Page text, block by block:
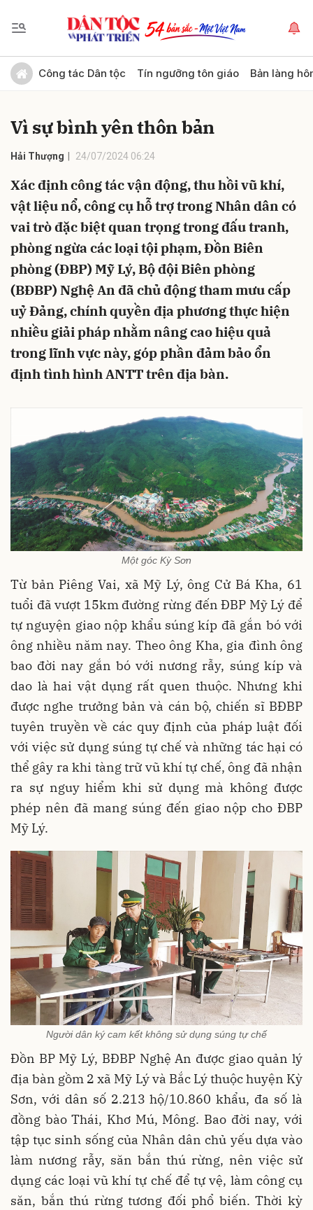
Công tác Dân tộc Tín ngưỡng tôn giáo Bản làng
Vì sự bình yên thôn bản
Hải Thượng 24/07/2024 06:24
Xác định công tác vận động, thu hồi vũ khí,
vật liệu nổ, công cụ hỗ trợ trong Nhân dân có
vai trò đặc biệt quan trọng trong đấu tranh,
phòng ngừa các loại tội phạm, Đồn Biên
phòng (ĐBP) Mỹ Lý, Bộ đội Biên phòng
(BĐBP) Nghệ An đã chủ động tham mưu cấp
uỷ Đảng, chính quyền địa phương thực hiện
nhiều giải pháp nhằm nâng cao hiệu quả
trong lĩnh vực này, góp phần đảm bảo ổn
định tình hình ANTT trên địa bàn.
Một góc Kỳ Sơn
Từ bản Piêng Vai, xã Mỹ Lý, ông Cử Bá Kha, 61
tuổi đã vượt 15km đường rừng đến ĐBP Mỹ Lý để
tự nguyện giao nộp khẩu súng kíp đã gắn bó với
ông nhiều năm nay. Theo ông Kha, gia đình ông
bao đời nay gắn bó với nương rẫy, súng kíp và
dao là hai vật dụng rất quen thuộc. Nhưng khi
được nghe trưởng bản và cán bộ, chiến sĩ BĐBP
tuyên truyền về các quy định của pháp luật đối
với việc sử dụng súng tự chế và những tác hại có
thể gây ra khi tàng trữ vũ khí tự chế, ông đã nhận
ra sự nguy hiểm khi sử dụng mà không được
phép nên đã mang súng đến giao nộp cho ĐBP
Mỹ Lý.
Người dân ký cam kết không sử dụng súng tự chế
Đồn BP Mỹ Lý, BĐBP Nghệ An được giao quản lý
địa bàn gồm 2 xã Mỹ Lý và Bắc Lý thuộc huyện Kỳ
Sơn, với dân số 2.213 hộ/10.860 khẩu, đa số là
đồng bào Thái, Khơ Mú, Mông. Bao đời nay, với
tập tục sinh sống của Nhân dân chủ yếu dựa vào
làm nương rẫy, săn bắn thú rừng, nên việc sử
dụng các loại vũ khí tự chế để tự vệ, làm công cụ
săn, bắn thú rừng tương đối phổ biến. Thời kỳ
Gửi bình luận
Hủy Gửi